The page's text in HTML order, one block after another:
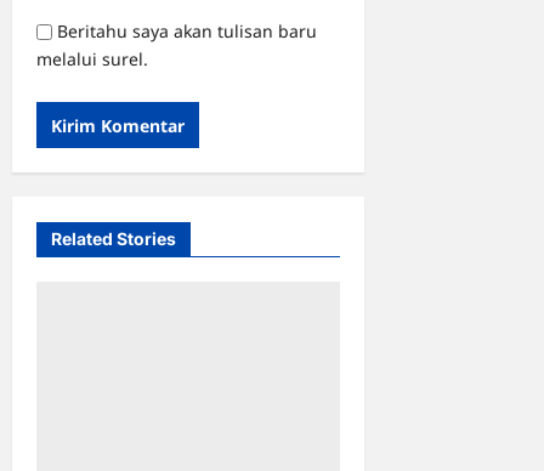
Beritahu saya akan tulisan baru
melalui surel.
Related Stories